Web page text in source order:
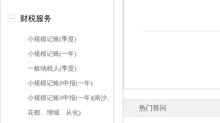
财税服务
小规模记账(季度)
小规模记账(一年)
一般纳税人(季度)
小规模记账0申报(一年)
小规模记账0申报(一年)(南沙、
花都、增城、从化)
热门答问